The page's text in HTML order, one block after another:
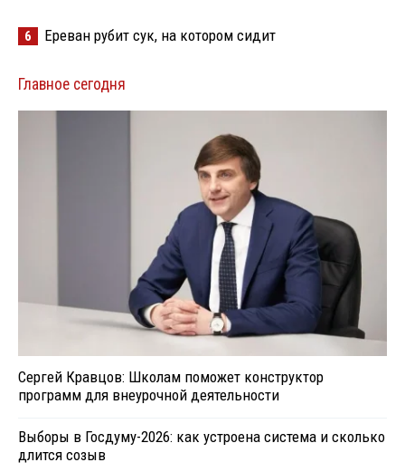
6 Ереван рубит сук, на котором сидит
Главное сегодня
Сергей Кравцов: Школам поможет конструктор
программ для внеурочной деятельности
Выборы в Госдуму-2026: как устроена система и сколько
длится созыв